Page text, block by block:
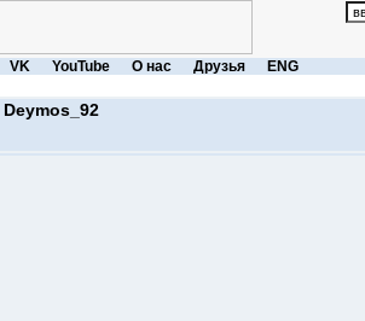
VK YouTube О нас Друзья ENG